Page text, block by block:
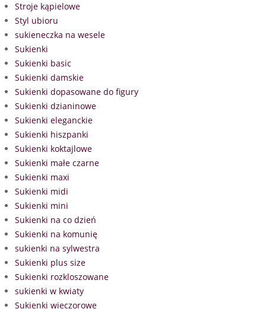
Stroje kąpielowe
Styl ubioru
sukieneczka na wesele
Sukienki
Sukienki basic
Sukienki damskie
Sukienki dopasowane do figury
Sukienki dzianinowe
Sukienki eleganckie
Sukienki hiszpanki
Sukienki koktajlowe
Sukienki małe czarne
Sukienki maxi
Sukienki midi
Sukienki mini
Sukienki na co dzień
Sukienki na komunię
sukienki na sylwestra
Sukienki plus size
Sukienki rozkloszowane
sukienki w kwiaty
Sukienki wieczorowe